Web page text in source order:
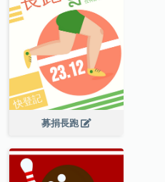
募捐長跑